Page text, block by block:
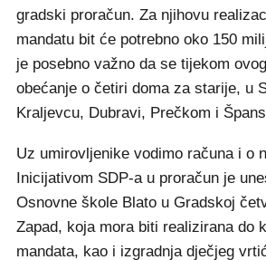
gradski proračun. Za njihovu
mandatu bit će potrebno oko 150
je posebno važno da se tijekom
obećanje o četiri doma za starije, u
Kraljevcu, Dubravi, Prečkom i
Uz umirovljenike vodimo računa i o
Inicijativom SDP-a u proračun je
Osnovne škole Blato u Gradskoj
Zapad, koja mora biti realizirana do
mandata, kao i izgradnja dječjeg